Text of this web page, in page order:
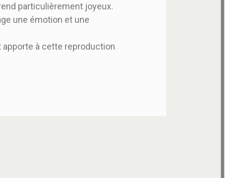
particulièrement joyeux.
une émotion et une
apporte à cette reproduction